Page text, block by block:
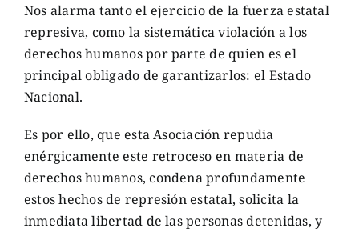
Nos alarma tanto el ejercicio de la fuerza estatal
represiva, como la sistemática violación a los
derechos humanos por parte de quien es el
principal obligado de garantizarlos: el Estado
Nacional.
Es por ello, que esta Asociación repudia
enérgicamente este retroceso en materia de
derechos humanos, condena profundamente
estos hechos de represión estatal, solicita la
inmediata libertad de las personas detenidas, y